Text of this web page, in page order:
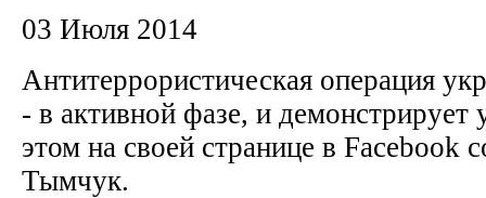
03 Июля 2014
Антитеррористическая операция
- в активной фазе, и
этом на своей странице в Facebook
Тымчук.